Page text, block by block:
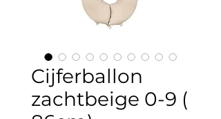
Cijferballon
zachtbeige 0-9 (